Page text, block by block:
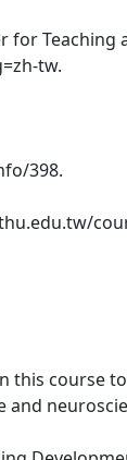
Teaching
tw.
398.
this course